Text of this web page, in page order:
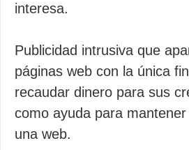
interesa.
Publicidad intrusiva que
páginas web con la única
recaudar dinero para sus
como ayuda para
una web.